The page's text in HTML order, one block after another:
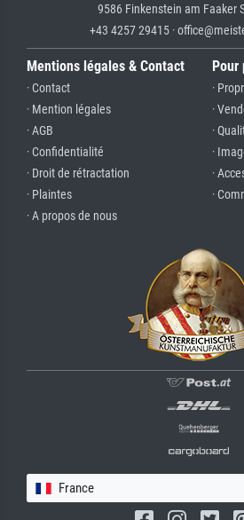
9586 Finkenstein am Faaker
+43 4257 29415 ·
Mentions légales & Contact
· Contact
· Mention légales
· AGB
· Confidentialité
· Droit de rétractation
· Plaintes
· A propos de nous
·
·
·
·
·
·
France